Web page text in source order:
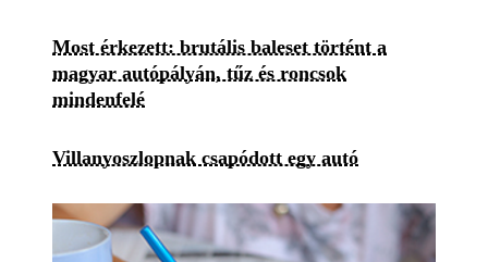
Most érkezett: brutális baleset történt a
magyar autópályán, tűz és roncsok
mindenfelé
Villanyoszlopnak csapódott egy autó